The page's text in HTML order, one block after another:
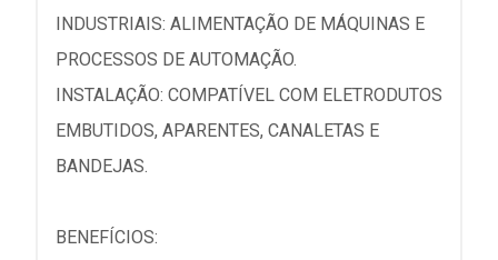
INDUSTRIAIS: ALIMENTAÇÃO DE MÁQUINAS E
PROCESSOS DE AUTOMAÇÃO.
INSTALAÇÃO: COMPATÍVEL COM ELETRODUTOS
EMBUTIDOS, APARENTES, CANALETAS E
BANDEJAS.
BENEFÍCIOS: